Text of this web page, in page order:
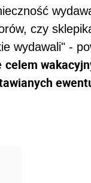
czy
wydawali" -
celem